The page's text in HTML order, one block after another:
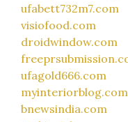
ufabett732m7.com
visiofood.com
droidwindow.com
ufagold666.com
myinteriorblog.com
bnewsindia.com